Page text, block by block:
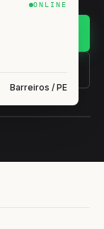
ONLINE
Barreiros / PE